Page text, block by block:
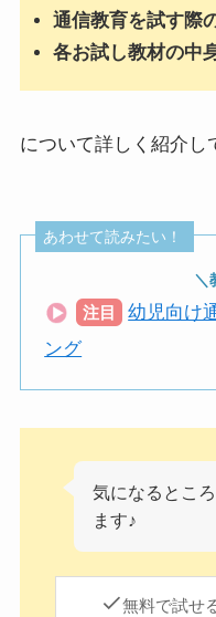
通信教育を試す際
各お試し教材の中
について詳しく紹介し
あわせて読みたい！
＼
注目
幼児向け
ング
気になるとこ
ます♪
無料で試せ